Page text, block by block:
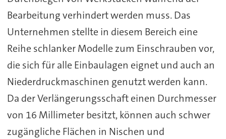
Bearbeitung verhindert werden muss. Das
Unternehmen stellte in diesem Bereich eine
Reihe schlanker Modelle zum Einschrauben vor,
die sich für alle Einbaulagen eignet und auch an
Niederdruckmaschinen genutzt werden kann.
Da der Verlängerungsschaft einen Durchmesser
von 16 Millimeter besitzt, können auch schwer
zugängliche Flächen in Nischen und